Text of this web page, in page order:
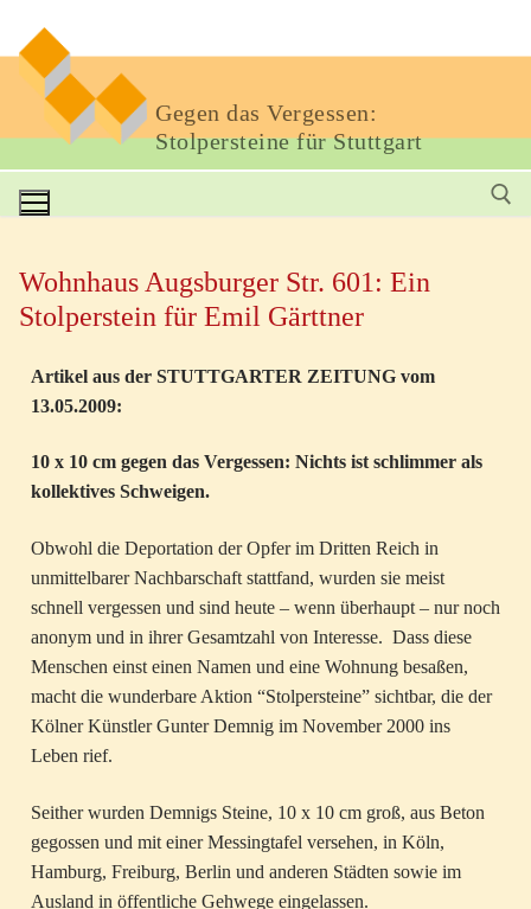
Gegen das Vergessen:
Stolpersteine für Stuttgart
Wohnhaus Augsburger Str. 601: Ein
Stolperstein für Emil Gärttner
Artikel aus der STUTTGARTER ZEITUNG vom
13.05.2009:
10 x 10 cm gegen das Vergessen: Nichts ist schlimmer als
kollektives Schweigen.
Obwohl die Deportation der Opfer im Dritten Reich in
unmittelbarer Nachbarschaft stattfand, wurden sie meist
schnell vergessen und sind heute – wenn überhaupt – nur noch
anonym und in ihrer Gesamtzahl von Interesse. Dass diese
Menschen einst einen Namen und eine Wohnung besaßen,
macht die wunderbare Aktion “Stolpersteine” sichtbar, die der
Kölner Künstler Gunter Demnig im November 2000 ins
Leben rief.
Seither wurden Demnigs Steine, 10 x 10 cm groß, aus Beton
gegossen und mit einer Messingtafel versehen, in Köln,
Hamburg, Freiburg, Berlin und anderen Städten sowie im
Ausland in öffentliche Gehwege eingelassen.